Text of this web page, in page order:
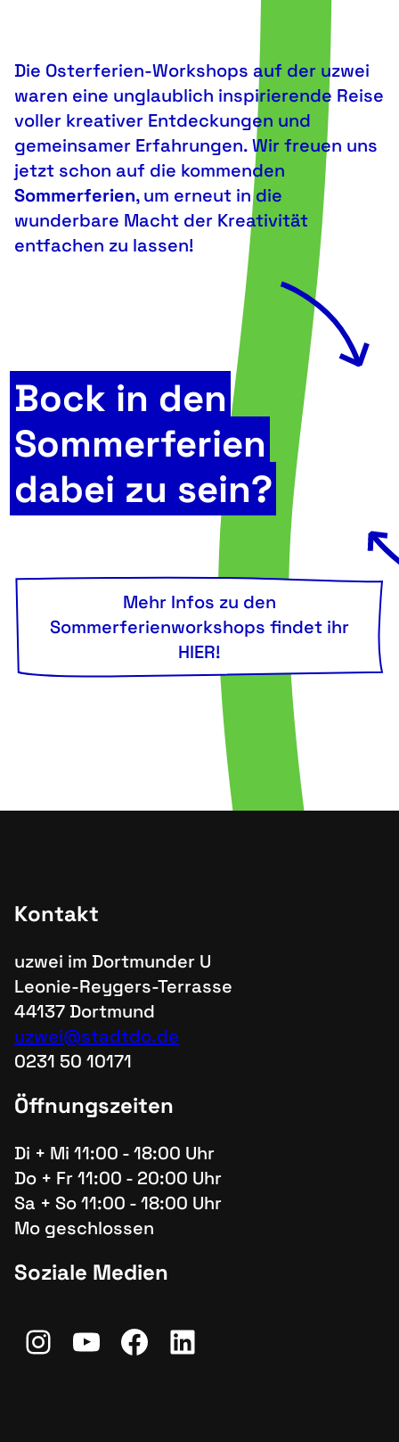
Die Osterferien-Workshops auf der uzwei
waren eine unglaublich inspirierende Reise
voller kreativer Entdeckungen und
gemeinsamer Erfahrungen. Wir freuen uns
jetzt schon auf die kommenden
Sommerferien, um erneut in die
wunderbare Macht der Kreativität
entfachen zu lassen!
Bock in den
Sommerferien
dabei zu sein?
Mehr Infos zu den
Sommerferienworkshops findet ihr
HIER!
Kontakt
uzwei im Dortmunder U
Leonie-Reygers-Terrasse
44137 Dortmund
uzwei@stadtdo.de
0231 50 10171
Öffnungszeiten
Di + Mi 11:00 - 18:00 Uhr
Do + Fr 11:00 - 20:00 Uhr
Sa + So 11:00 - 18:00 Uhr
Mo geschlossen
Soziale Medien
Instagram
YouTube
Facebook
LinkedIn